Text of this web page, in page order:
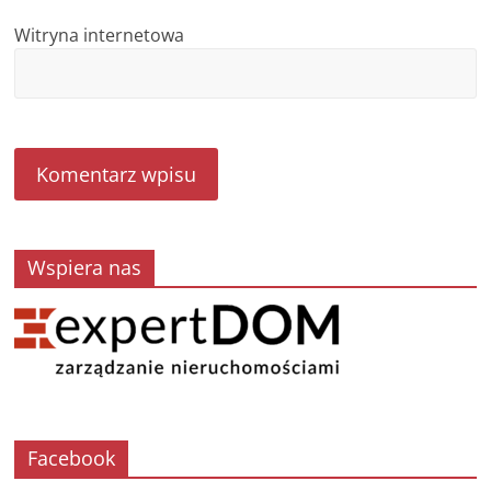
Witryna internetowa
Wspiera nas
Facebook